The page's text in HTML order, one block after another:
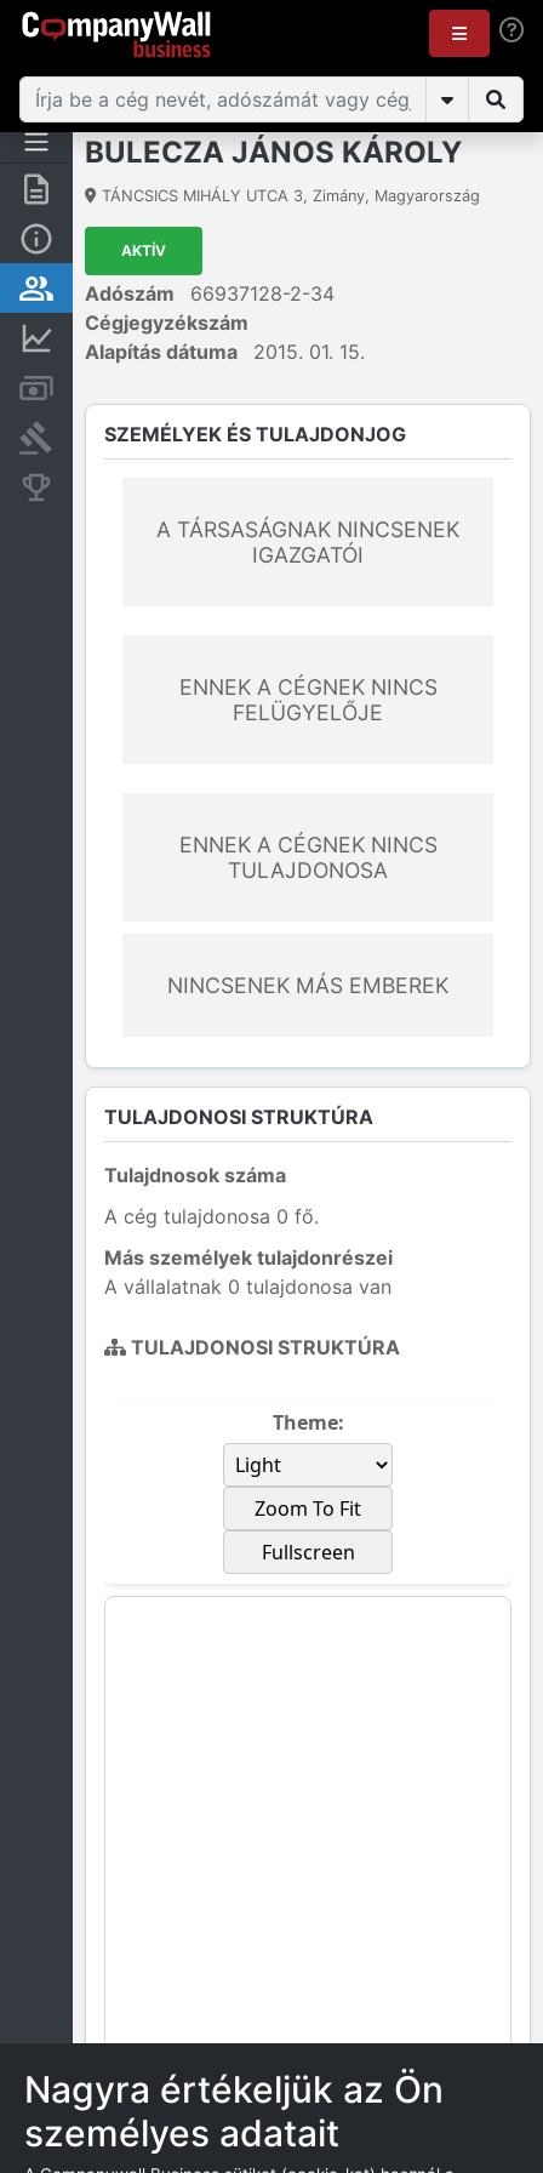
Összegzés
Alap információk
Személyek és tulajdonjog
Pénzügyi információk
Bírósági eljárások
BULECZA JÁNOS KÁROLY
TÁNCSICS MIHÁLY UTCA 3, Zimány, Magyarország
AKTÍV
Adószám
66937128-2-34
Cégjegyzékszám
Alapítás dátuma
2015. 01. 15.
SZEMÉLYEK ÉS TULAJDONJOG
A TÁRSASÁGNAK NINCSENEK
IGAZGATÓI
ENNEK A CÉGNEK NINCS
FELÜGYELŐJE
ENNEK A CÉGNEK NINCS
TULAJDONOSA
NINCSENEK MÁS EMBEREK
TULAJDONOSI STRUKTÚRA
Tulajdnosok száma
A cég tulajdonosa 0 fő.
Más személyek tulajdonrészei
A vállalatnak 0 tulajdonosa van
TULAJDONOSI STRUKTÚRA
Theme:
Zoom To Fit
Fullscreen
Nagyra értékeljük az Ön
személyes adatait